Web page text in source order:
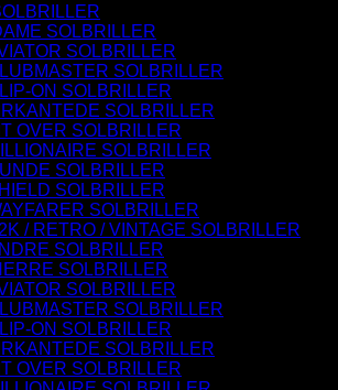
SOLBRILLER
SOLBRILLER
SOLBRILLER
ON SOLBRILLER
SOLBRILLER
OVER SOLBRILLER
SOLBRILLER
SOLBRILLER
SOLBRILLER
SOLBRILLER
/ RETRO / VINTAGE SOLBRILLER
SOLBRILLER
SOLBRILLER
SOLBRILLER
SOLBRILLER
ON SOLBRILLER
SOLBRILLER
OVER SOLBRILLER